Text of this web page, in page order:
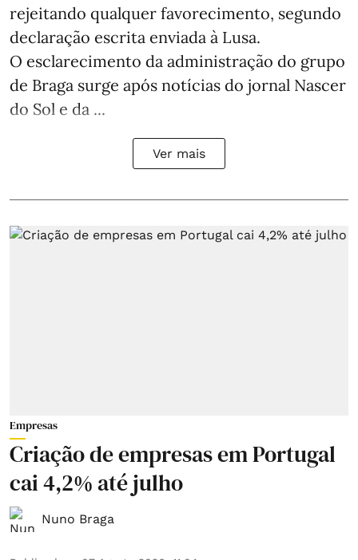
rejeitando qualquer favorecimento, segundo
declaração escrita enviada à Lusa.
O esclarecimento da administração do grupo
de Braga surge após notícias do jornal Nascer
do Sol e da ...
Ver mais
Empresas
Criação de empresas em Portugal
cai 4,2% até julho
Nuno Braga